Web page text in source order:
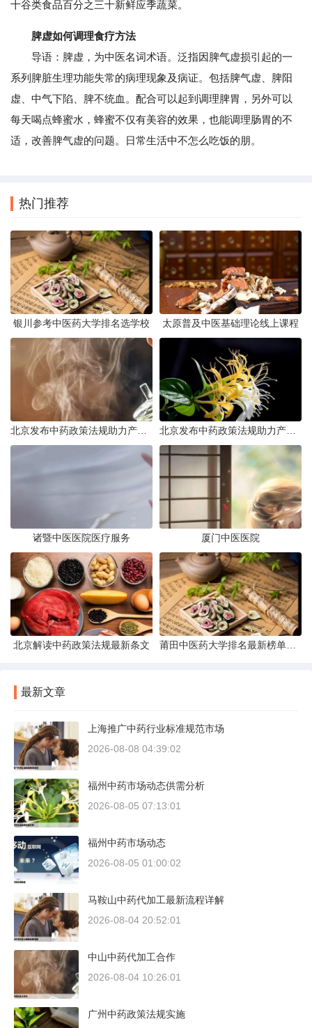
十谷类食品百分之三十新鲜应季蔬菜。
脾虚如何调理食疗方法
导语：脾虚，为中医名词术语。泛指因脾气虚损引起的一
系列脾脏生理功能失常的病理现象及病证。包括脾气虚、脾阳
虚、中气下陷、脾不统血。配合可以起到调理脾胃，另外可以
每天喝点蜂蜜水，蜂蜜不仅有美容的效果，也能调理肠胃的不
适，改善脾气虚的问题。日常生活中不怎么吃饭的朋。
热门推荐
银川参考中医药大学排名选学校 太原普及中医基础理论线上课程
诸暨中医医院医疗服务 厦门中医医院
北京解读中药政策法规最新条文
最新文章
上海推广中药行业标准规范市场
2026-08-08 04:39:02
福州中药市场动态供需分析
2026-08-05 07:13:01
福州中药市场动态
2026-08-05 01:00:02
马鞍山中药代加工最新流程详解
2026-08-04 20:52:01
中山中药代加工合作
2026-08-04 10:26:01
广州中药政策法规实施